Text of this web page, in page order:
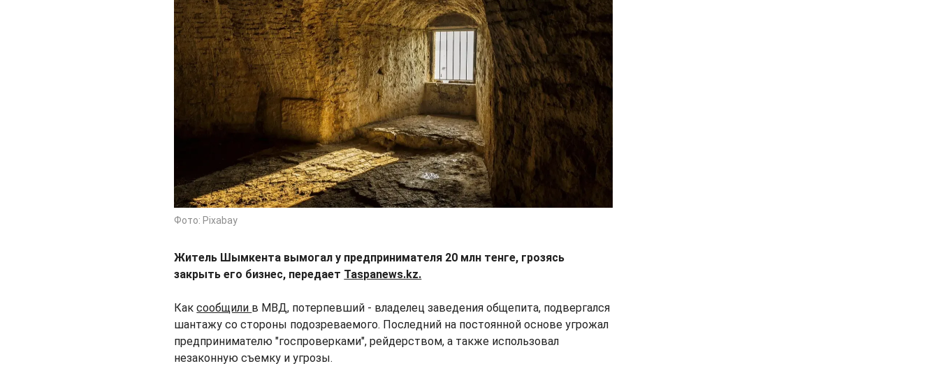
Фото: Pixabay
Житель Шымкента вымогал у предпринимателя 20 млн тенге, грозясь
закрыть его бизнес, передает Taspanews.kz.
Каксообщили в МВД, потерпевший - владелец заведения общепита, подвергался
шантажу со стороны подозреваемого. Последний на постоянной основе угрожал
предпринимателю "госпроверками", рейдерством, а также использовал
незаконную съемку и угрозы.